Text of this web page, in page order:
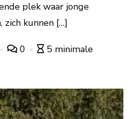
plek waar jonge
zich kunnen […]
0
5 minimale